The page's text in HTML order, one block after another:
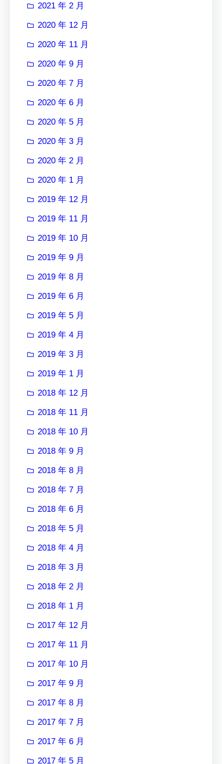
2021 年 2 月
2020 年 12 月
2020 年 11 月
2020 年 9 月
2020 年 7 月
2020 年 6 月
2020 年 5 月
2020 年 3 月
2020 年 2 月
2020 年 1 月
2019 年 12 月
2019 年 11 月
2019 年 10 月
2019 年 9 月
2019 年 8 月
2019 年 6 月
2019 年 5 月
2019 年 4 月
2019 年 3 月
2019 年 1 月
2018 年 12 月
2018 年 11 月
2018 年 10 月
2018 年 9 月
2018 年 8 月
2018 年 7 月
2018 年 6 月
2018 年 5 月
2018 年 4 月
2018 年 3 月
2018 年 2 月
2018 年 1 月
2017 年 12 月
2017 年 11 月
2017 年 10 月
2017 年 9 月
2017 年 8 月
2017 年 7 月
2017 年 6 月
2017 年 5 月